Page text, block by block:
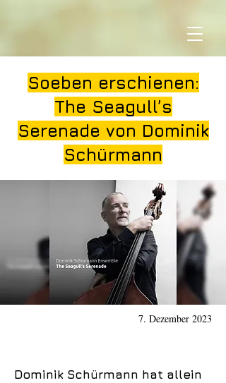
Soeben erschienen:
The Seagull’s
Serenade von Dominik
Schürmann
7. Dezember 2023
Dominik Schürmann hat allein